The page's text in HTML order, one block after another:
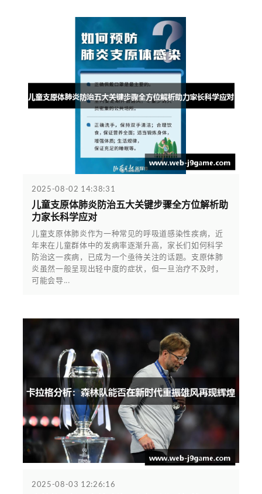
2025-08-02 14:38:31
儿童支原体肺炎防治五大关键步骤全方位解析助
力家长科学应对
儿童支原体肺炎作为一种常见的呼吸道感染性疾病，近
年来在儿童群体中的发病率逐渐升高，家长们如何科学
防治这一疾病，已成为一个亟待关注的话题。支原体肺
炎虽然一般呈现出轻中度的症状，但一旦治疗不及时，
可能会导...
2025-08-03 12:26:16